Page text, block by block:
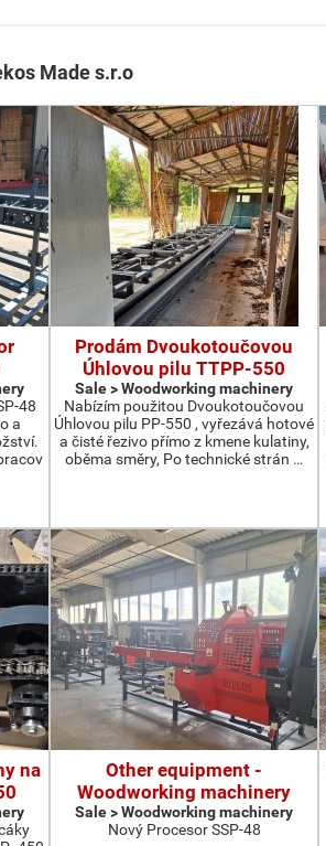
Made s.r.o
48
a
Prodám Dvoukotoučovou
Úhlovou pilu TTPP-550
Sale > Woodworking machinery
Nabízím použitou Dvoukotoučovou
Úhlovou pilu PP-550 , vyřezává hotové
a čisté řezivo přímo z kmene kulatiny,
oběma směry, Po technické strán …
na
Other equipment -
Woodworking machinery
Sale > Woodworking machinery
Nový Procesor SSP-48